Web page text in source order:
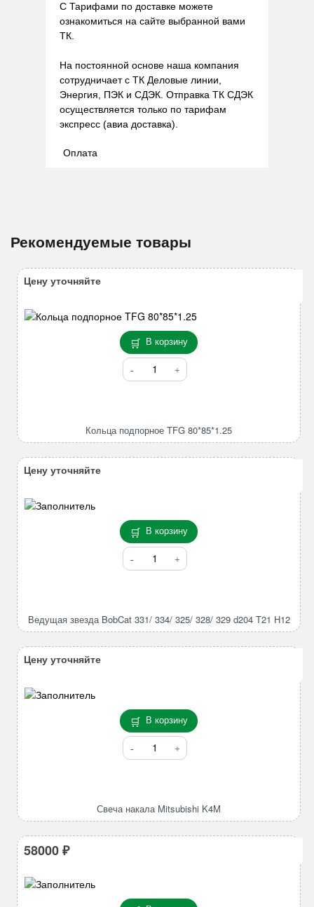
С Тарифами по доставке можете
ознакомиться на сайте выбранной вами
ТК.
На постоянной основе наша компания
сотрудничает с ТК Деловые линии,
Энергия, ПЭК и СДЭК. Отправка ТК СДЭК
осуществляется только по тарифам
экспресс (авиа доставка).
Оплата
Рекомендуемые товары
В корзину
Количество
товара
80*85*1.25
Кольца подпорное TFG 80*85*1.25
Цену уточняйте
В корзину
Количество
товара
331/
T21
H12
Ведущая звезда BobCat 331/ 334/ 325/ 328/ 329 d204 T21 H12
Цену уточняйте
В корзину
Количество
товара
K4M
Свеча накала Mitsubishi K4M
Цену уточняйте
58000₽